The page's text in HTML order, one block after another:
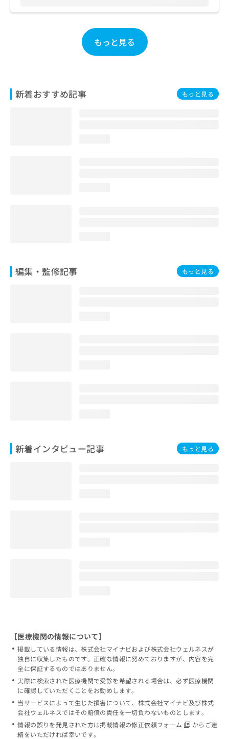
もっと見る
新着おすすめ記事 もっと見る
編集・監修記事 もっと見る
新着インタビュー記事 もっと見る
ち
ら
【医療機関の情報について】
掲載している情報は、株式会社マイナビおよび株式会社ウェルネスが
独自に収集したものです。正確な情報に努めておりますが、内容を完
全に保証するものではありません。
実際に検索された医療機関で受診を希望される場合は、必ず医療機関
に確認していただくことをお勧めします。
当サービスによって生じた損害について、株式会社マイナビ及び株式
会社ウェルネスではその賠償の責任を一切負わないものとします。
情報の誤りを発見された方は掲載情報の修正依頼フォーム
からご連
絡をいただければ幸いです。